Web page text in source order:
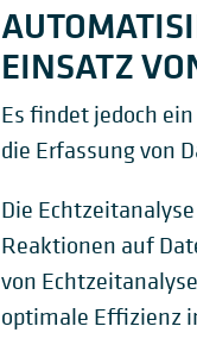
EINSATZ
Es findet jedoch
die Erfassung von
Die
Reaktionen auf
von
optimale Effizienz